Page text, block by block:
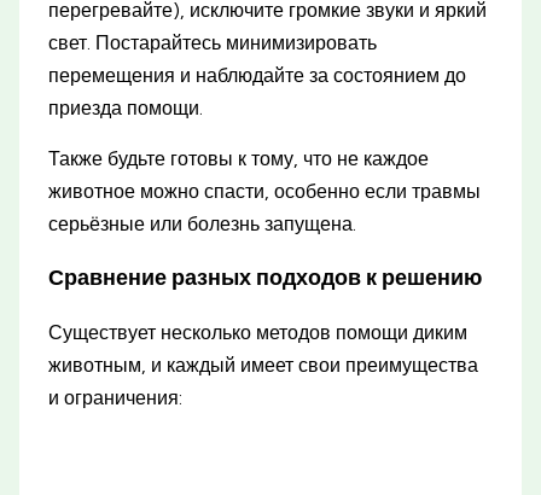
перегревайте), исключите громкие звуки и яркий
свет. Постарайтесь минимизировать
перемещения и наблюдайте за состоянием до
приезда помощи.
Также будьте готовы к тому, что не каждое
животное можно спасти, особенно если травмы
серьёзные или болезнь запущена.
Сравнение разных подходов к решению
Существует несколько методов помощи диким
животным, и каждый имеет свои преимущества
и ограничения: